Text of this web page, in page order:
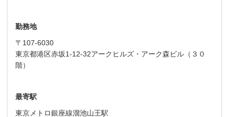
勤務地
〒107-6030
東京都港区赤坂1-12-32アークヒルズ・アーク森ビル（３０
階）
最寄駅
東京メトロ銀座線溜池山王駅